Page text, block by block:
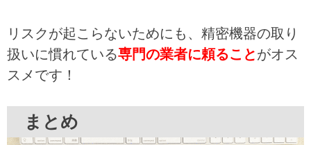
リスクが起こらないためにも、精密機器の取り
扱いに慣れている専門の業者に頼ることがオス
スメです！
まとめ